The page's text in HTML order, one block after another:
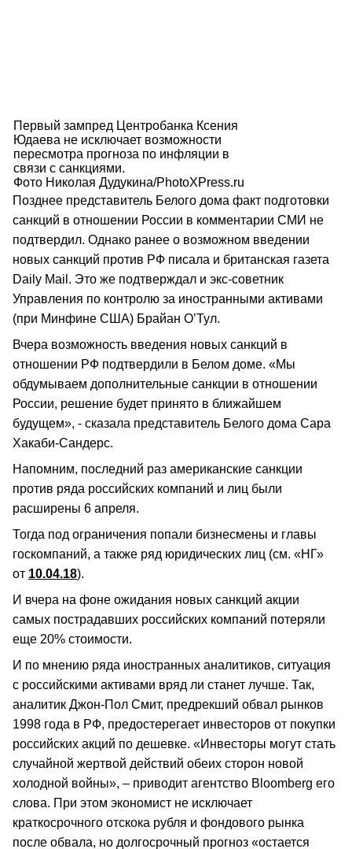
Первый зампред Центробанка Ксения
Юдаева не исключает возможности
пересмотра прогноза по инфляции в
связи с санкциями.
Фото Николая Дудукина/PhotoXPress.ru
Позднее представитель Белого дома факт подготовки
санкций в отношении России в комментарии СМИ не
подтвердил. Однако ранее о возможном введении
новых санкций против РФ писала и британская газета
Daily Mail. Это же подтверждал и экс-советник
Управления по контролю за иностранными активами
(при Минфине США) Брайан О’Тул.
Вчера возможность введения новых санкций в
отношении РФ подтвердили в Белом доме. «Мы
обдумываем дополнительные санкции в отношении
России, решение будет принято в ближайшем
будущем», - сказала представитель Белого дома Сара
Хакаби-Сандерс.
Напомним, последний раз американские санкции
против ряда российских компаний и лиц были
расширены 6 апреля.
Тогда под ограничения попали бизнесмены и главы
госкомпаний, а также ряд юридических лиц (см. «НГ»
от 10.04.18).
И вчера на фоне ожидания новых санкций акции
самых пострадавших российских компаний потеряли
еще 20% стоимости.
И по мнению ряда иностранных аналитиков, ситуация
с российскими активами вряд ли станет лучше. Так,
аналитик Джон-Пол Смит, предрекший обвал рынков
1998 года в РФ, предостерегает инвесторов от покупки
российских акций по дешевке. «Инвесторы могут стать
случайной жертвой действий обеих сторон новой
холодной войны», – приводит агентство Bloomberg его
слова. При этом экономист не исключает
краткосрочного отскока рубля и фондового рынка
после обвала, но долгосрочный прогноз «остается